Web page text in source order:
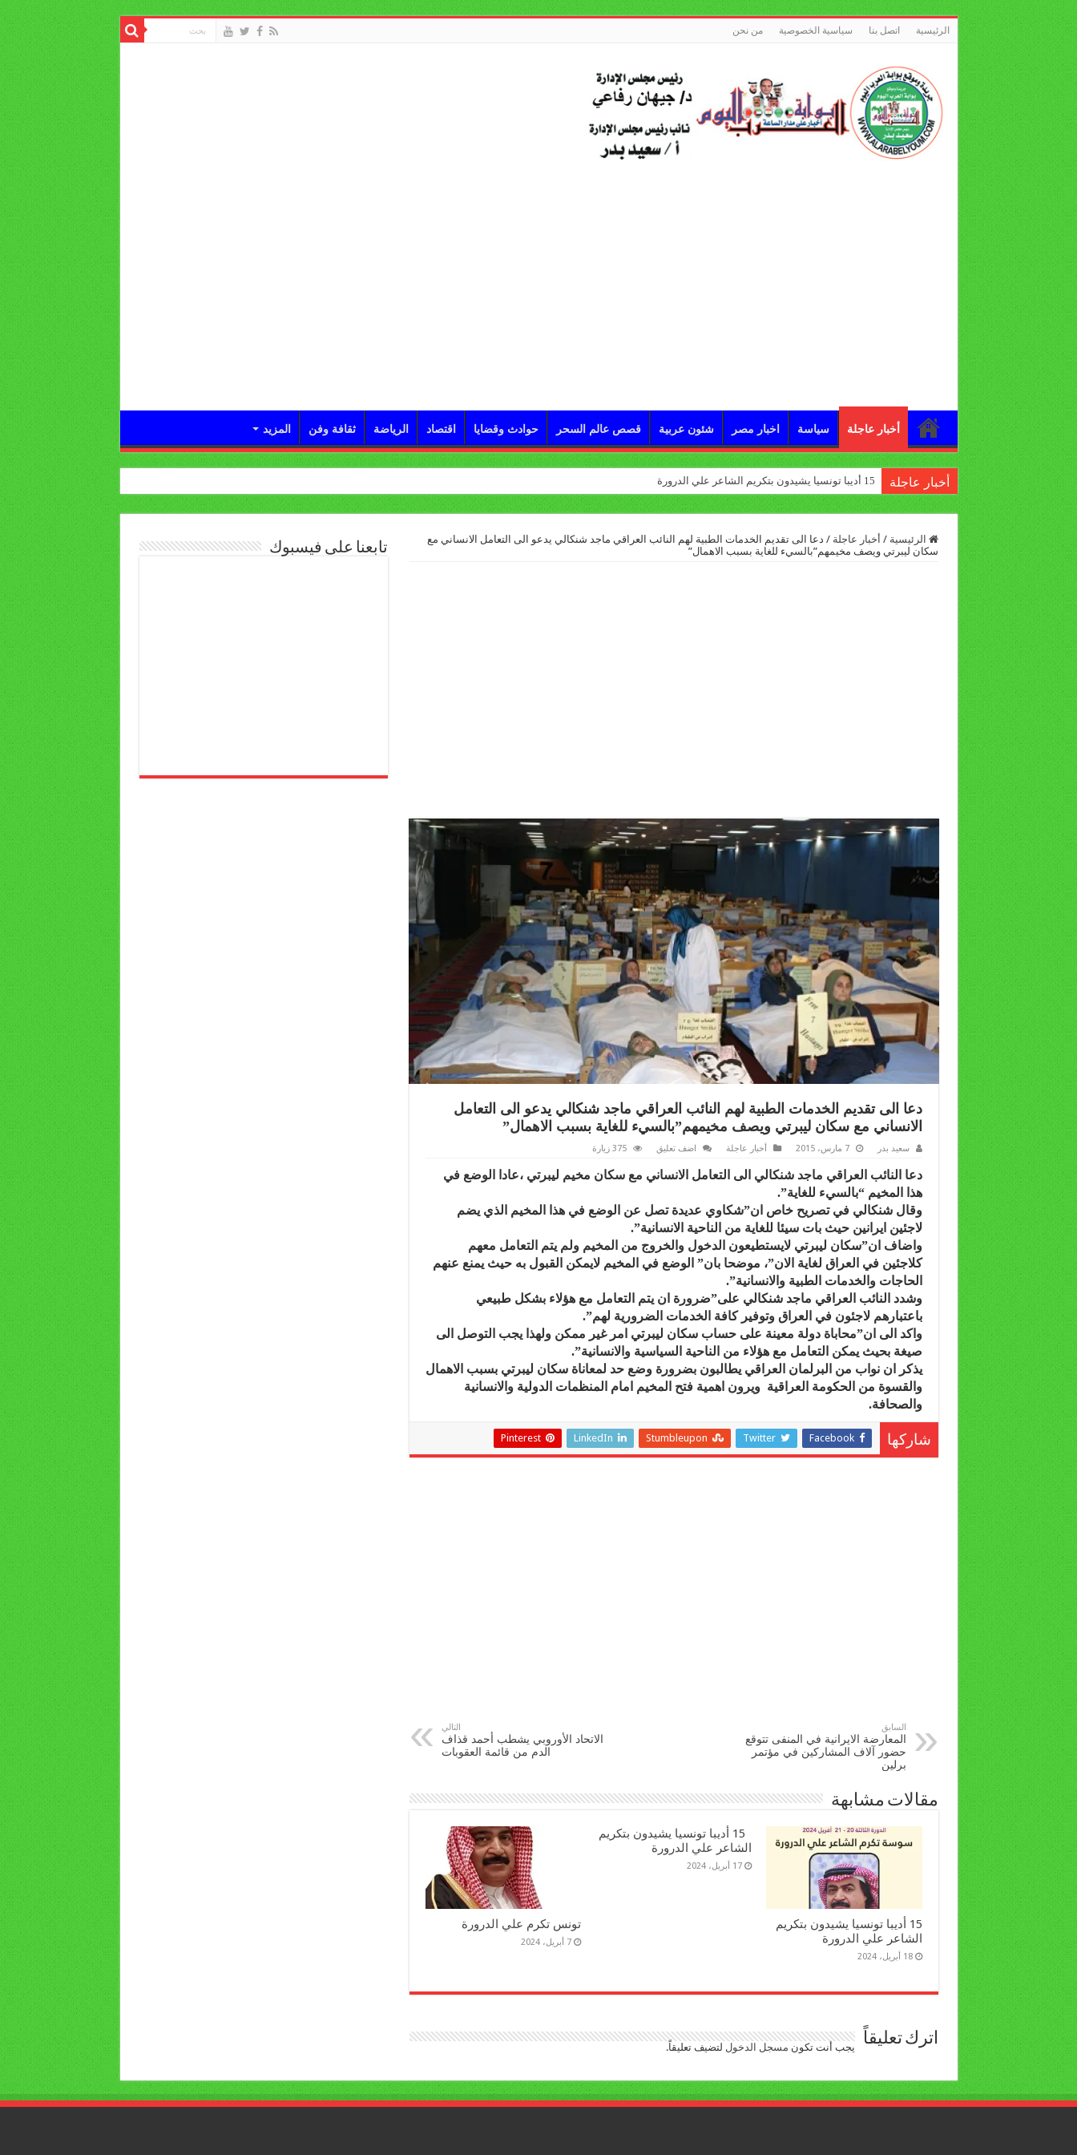
الرئيسية اتصل بنا سياسية الخصوصية من نحن
أخبار عاجلة سياسة اخبار مصر شئون عربية قصص عالم السحر حوادث وقضايا اقتصاد الرياضة ثقافة وفن المزيد
أخبار عاجلة 15 أديبا تونسيا يشيدون بتكريم الشاعر علي الدرورة
الرئيسية / أخبار عاجلة / دعا الى تقديم الخدمات الطبية لهم النائب العراقي ماجد شنكالي يدعو الى التعامل الانساني مع
سكان ليبرتي ويصف مخيمهم”بالسيء للغاية بسبب الاهمال”
دعا الى تقديم الخدمات الطبية لهم النائب العراقي ماجد شنكالي يدعو الى التعامل
الانساني مع سكان ليبرتي ويصف مخيمهم”بالسيء للغاية بسبب الاهمال”
سعيد بدر 7 مارس، 2015 أخبار عاجلة اضف تعليق 375 زيارة
دعا النائب العراقي ماجد شنكالي الى التعامل الانساني مع سكان مخيم ليبرتي ،عادا الوضع في
هذا المخيم “بالسيء للغاية”.
وقال شنكالي في تصريح خاص ان”شكاوي عديدة تصل عن الوضع في هذا المخيم الذي يضم
لاجئين ايرانين حيث بات سيئا للغاية من الناحية الانسانية”.
واضاف ان”سكان ليبرتي لايستطيعون الدخول والخروج من المخيم ولم يتم التعامل معهم
كلاجئين في العراق لغاية الان”، موضحا بان” الوضع في المخيم لايمكن القبول به حيث يمنع عنهم
الحاجات والخدمات الطبية والانسانية”.
وشدد النائب العراقي ماجد شنكالي على”ضرورة ان يتم التعامل مع هؤلاء بشكل طبيعي
باعتبارهم لاجئون في العراق وتوفير كافة الخدمات الضرورية لهم”.
واكد الى ان”محاباة دولة معينة على حساب سكان ليبرتي امر غير ممكن ولهذا يجب التوصل الى
صيغة بحيث يمكن التعامل مع هؤلاء من الناحية السياسية والانسانية”.
يذكر ان نواب من البرلمان العراقي يطالبون بضرورة وضع حد لمعاناة سكان ليبرتي بسبب الاهمال
والقسوة من الحكومة العراقية ويرون اهمية فتح المخيم امام المنظمات الدولية والانسانية
والصحافة.
شاركها Facebook
Twitter
Stumbleupon
LinkedIn
Pinterest
السابق
المعارضة الايرانية في المنفى تتوقع
حضور آلاف المشاركين في مؤتمر
برلين
التالي
الاتحاد الأوروبي يشطب أحمد قذاف
الدم من قائمة العقوبات
مقالات مشابهة
15 أديبا تونسيا يشيدون بتكريم
الشاعر علي الدرورة
18 أبريل، 2024
15 أديبا تونسيا يشيدون بتكريم
الشاعر علي الدرورة
17 أبريل، 2024
تونس تكرم علي الدرورة
7 أبريل، 2024
اترك تعليقاً يجب أنت تكون مسجل الدخول لتضيف تعليقاً.
تابعنا على فيسبوك